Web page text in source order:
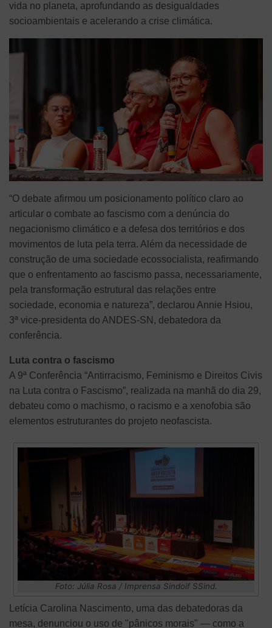
vida no planeta, aprofundando as desigualdades
socioambientais e acelerando a crise climática.
“O debate afirmou um posicionamento político claro ao
articular o combate ao fascismo com a denúncia do
negacionismo climático e a defesa dos territórios e dos
movimentos de luta pela terra. Além da necessidade de
construção de uma sociedade ecossocialista, reafirmando
que o enfrentamento ao fascismo passa, necessariamente,
pela transformação estrutural das relações entre
sociedade, economia e natureza”, declarou Annie Hsiou,
3ª vice-presidenta do ANDES-SN, debatedora da
conferência.
Luta contra o fascismo
A 9ª Conferência “Antirracismo, Feminismo e Direitos Civis
na Luta contra o Fascismo”, realizada na manhã do dia 29,
debateu como o machismo, o racismo e a xenofobia são
elementos estruturantes do projeto neofascista.
Foto: Júlia Rosa / Imprensa Sindoif SSind.
Letícia Carolina Nascimento, uma das debatedoras da
mesa, denunciou o uso de "pânicos morais" — como a